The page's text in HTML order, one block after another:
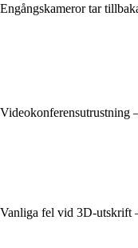
Engångskameror tar
Videokonferensutrustning
Vanliga fel vid 3D-utskrift